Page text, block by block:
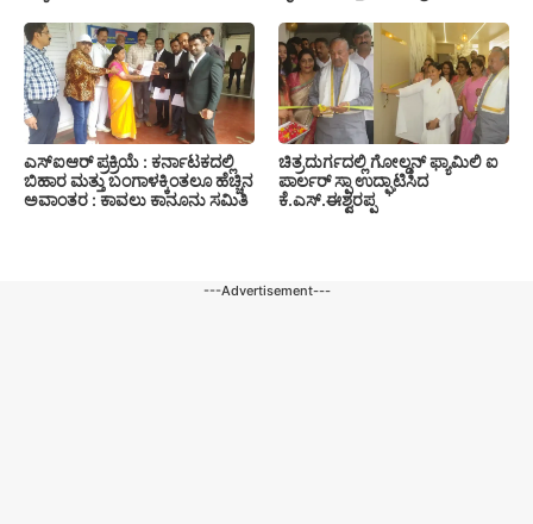
ಎಸ್‍ಐಆರ್ ಪ್ರಕ್ರಿಯೆ : ಕರ್ನಾಟಕದಲ್ಲಿ
ಬಿಹಾರ ಮತ್ತು ಬಂಗಾಳಕ್ಕಿಂತಲೂ ಹೆಚ್ಚಿನ
ಅವಾಂತರ : ಕಾವಲು ಕಾನೂನು ಸಮಿತಿ
ಚಿತ್ರದುರ್ಗದಲ್ಲಿ ಗೋಲ್ಡನ್ ಫ್ಯಾಮಿಲಿ ಐ
ಪಾರ್ಲರ್ ಸ್ಪಾ ಉದ್ಘಾಟಿಸಿದ
ಕೆ.ಎಸ್.ಈಶ್ವರಪ್ಪ
---Advertisement---